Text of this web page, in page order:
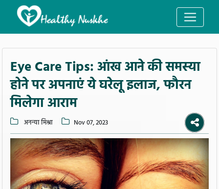
Eye Care Tips: आंख आने की समस्या
होने पर अपनाएं ये घरेलू इलाज, फौरन
मिलेगा आराम
अनन्या मिश्रा Nov 07, 2023